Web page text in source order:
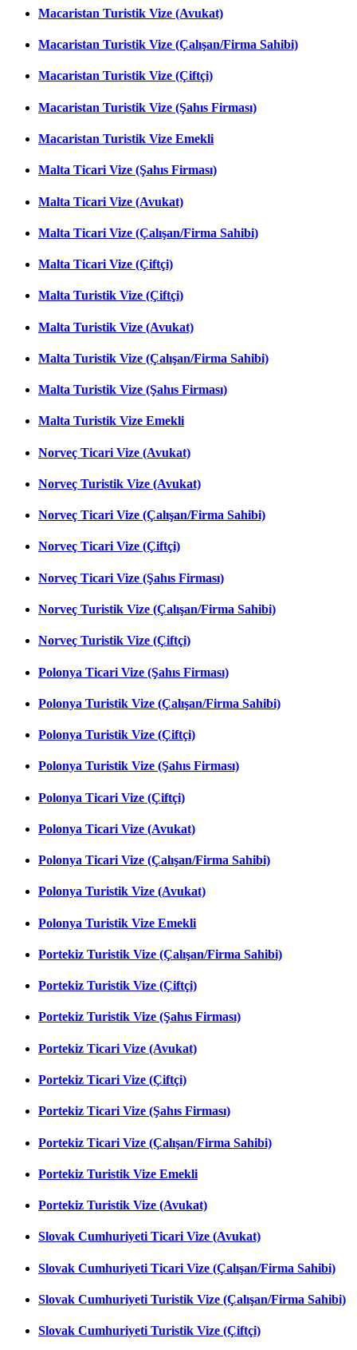
Macaristan Turistik Vize (Avukat)
Macaristan Turistik Vize (Çalışan/Firma Sahibi)
Macaristan Turistik Vize (Çiftçi)
Macaristan Turistik Vize (Şahıs Firması)
Macaristan Turistik Vize Emekli
Malta Ticari Vize (Şahıs Firması)
Malta Ticari Vize (Avukat)
Malta Ticari Vize (Çalışan/Firma Sahibi)
Malta Ticari Vize (Çiftçi)
Malta Turistik Vize (Çiftçi)
Malta Turistik Vize (Avukat)
Malta Turistik Vize (Çalışan/Firma Sahibi)
Malta Turistik Vize (Şahıs Firması)
Malta Turistik Vize Emekli
Norveç Ticari Vize (Avukat)
Norveç Turistik Vize (Avukat)
Norveç Ticari Vize (Çalışan/Firma Sahibi)
Norveç Ticari Vize (Çiftçi)
Norveç Ticari Vize (Şahıs Firması)
Norveç Turistik Vize (Çalışan/Firma Sahibi)
Norveç Turistik Vize (Çiftçi)
Polonya Ticari Vize (Şahıs Firması)
Polonya Turistik Vize (Çalışan/Firma Sahibi)
Polonya Turistik Vize (Çiftçi)
Polonya Turistik Vize (Şahıs Firması)
Polonya Ticari Vize (Çiftçi)
Polonya Ticari Vize (Avukat)
Polonya Ticari Vize (Çalışan/Firma Sahibi)
Polonya Turistik Vize (Avukat)
Polonya Turistik Vize Emekli
Portekiz Turistik Vize (Çalışan/Firma Sahibi)
Portekiz Turistik Vize (Çiftçi)
Portekiz Turistik Vize (Şahıs Firması)
Portekiz Ticari Vize (Avukat)
Portekiz Ticari Vize (Çiftçi)
Portekiz Ticari Vize (Şahıs Firması)
Portekiz Ticari Vize (Çalışan/Firma Sahibi)
Portekiz Turistik Vize Emekli
Portekiz Turistik Vize (Avukat)
Slovak Cumhuriyeti Ticari Vize (Avukat)
Slovak Cumhuriyeti Ticari Vize (Çalışan/Firma Sahibi)
Slovak Cumhuriyeti Turistik Vize (Çalışan/Firma Sahibi)
Slovak Cumhuriyeti Turistik Vize (Çiftçi)